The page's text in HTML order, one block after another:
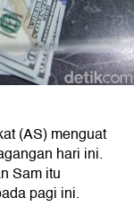
(AS) menguat
hari ini.
Sam itu
pagi ini.